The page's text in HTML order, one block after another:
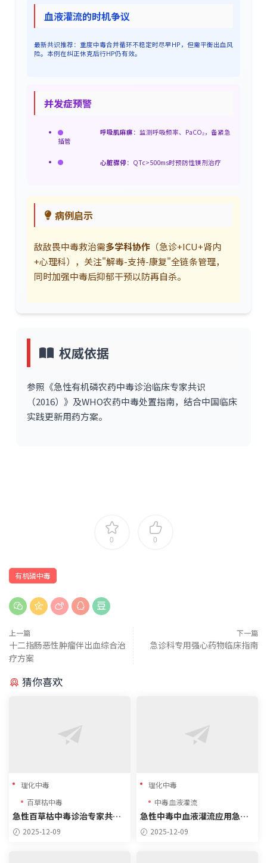
血液灌流的时机争议
最新共识推荐：重度中毒合并循环不稳定时尽早HP，但需平衡出血风
险。本例在纠正休克后行HP仍有效。
并发症预警
呼吸肌麻痹 ：监测呼吸频率、PaCO₂，备紧急
插管
心脏骤停：QTc>500ms时预防性镁剂治疗
病例启示
敌敌畏中毒救治需多学科协作 （急诊+ICU+肾内
+心理科），关注"解毒-支持-康复"全链条管理，
同时加强中毒后抑郁干预以防再自杀。
权威依据
参照《急性有机磷农药中毒诊治临床专家共识
（2016）》及WHO农药中毒处置指南，结合中国临床
实践更新用药方案。
0 0
有机磷中毒
上一篇
十二指肠恶性肿瘤伴出血综合治
疗方案
下一篇
急诊科专用强心药物临床指南
猜你喜欢
理化中毒
百草枯中毒
急性百草枯中毒诊治专家共识
（2022）核心内容
2025-12-09
理化中毒
中毒血液灌流
急性中毒中血液灌流应用急诊
专家共识
2025-12-09